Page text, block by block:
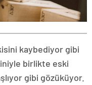
kaybediyor gibi
birlikte eski
gibi gözüküyor.